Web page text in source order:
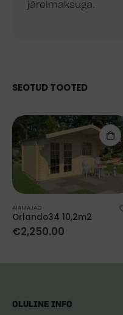
järelmaksuga.
SEOTUD TOOTED
AIAMAJAD
Orlando34 10,2m2
€2,250.00
OLULINE INFO